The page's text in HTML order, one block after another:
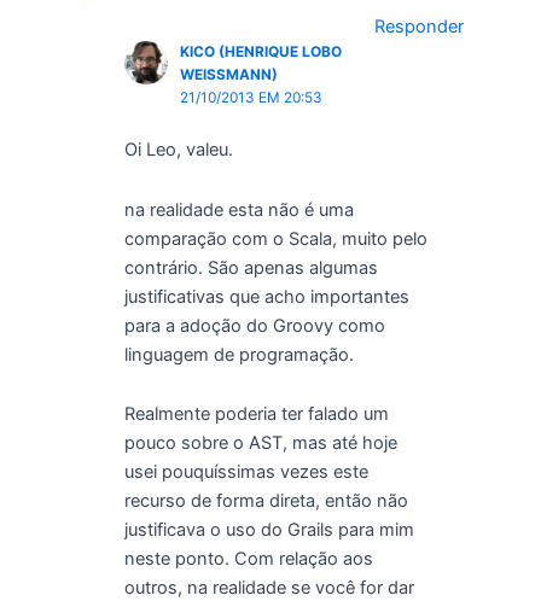
Responder
KICO (HENRIQUE LOBO
WEISSMANN)
21/10/2013 EM 20:53
Oi Leo, valeu.
na realidade esta não é uma
comparação com o Scala, muito pelo
contrário. São apenas algumas
justificativas que acho importantes
para a adoção do Groovy como
linguagem de programação.
Realmente poderia ter falado um
pouco sobre o AST, mas até hoje
usei pouquíssimas vezes este
recurso de forma direta, então não
justificava o uso do Grails para mim
neste ponto. Com relação aos
outros, na realidade se você for dar